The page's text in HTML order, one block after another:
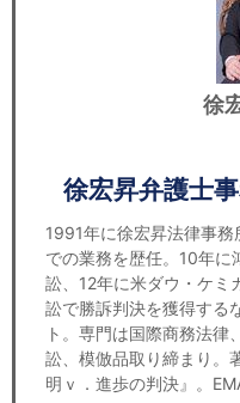
徐
徐宏昇弁護士
1991年に徐宏昇法律事
での業務を歴任。10年に
訟、12年に米ダウ・ケミ
訟で勝訴判決を獲得する
ト。専門は国際商務法律
訟、模倣品取り締まり。
明ｖ．進歩の判決』。